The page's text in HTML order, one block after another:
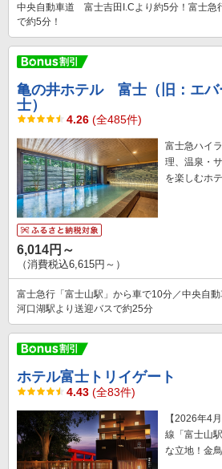
中央自動車道 富士吉田I.Cより約5分！富士
で約5分！
亀の井ホテル 富士（旧：エバ
士）
4.26 (全485件)
富士急ハイ
理、温泉・
を楽しむホテ
6,014円～
（消費税込6,615円～）
富士急行「富士山駅」から車で10分／中央自
河口湖駅より送迎バスで約25分
ホテル富士トリイゲート
4.43 (全83件)
【2026年4
線「富士山
な立地！金